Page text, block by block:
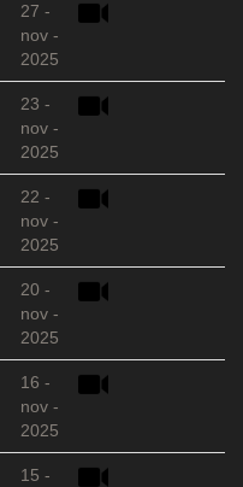
27 -
nov -
2025
23 -
nov -
2025
22 -
nov -
2025
20 -
nov -
2025
16 -
nov -
2025
15 -